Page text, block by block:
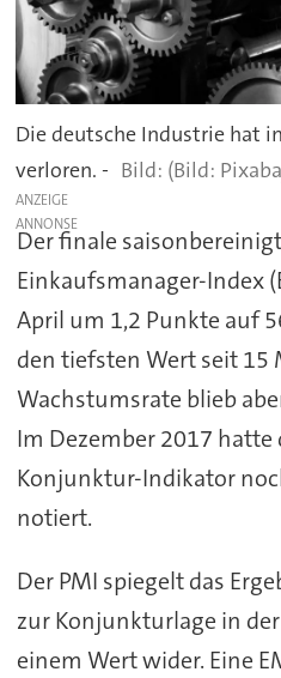
Die deutsche Industrie hat
verloren. -
(Bild:
ANZEIGE
Der finale
Einkaufsmanager-Index
April um 1,2 Punkte auf
den tiefsten Wert seit 15
Wachstumsrate blieb
Im Dezember 2017
Konjunktur-Indikator
notiert.
Der PMI spiegelt das
zur Konjunkturlage in
einem Wert wider. Eine